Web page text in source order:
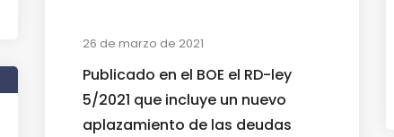
26 de marzo de 2021
Publicado en el BOE el RD-ley
5/2021 que incluye un nuevo
aplazamiento de las deudas